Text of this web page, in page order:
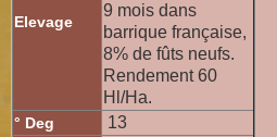
Elevage
9 mois dans
barrique française,
8% de fûts neufs.
Rendement 60
Hl/Ha.
° Deg 13